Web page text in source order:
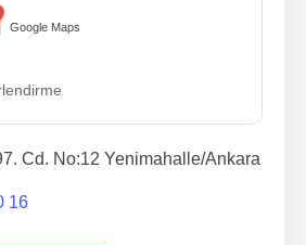
Google Maps
Cd. No:12 Yenimahalle/Ankara
16